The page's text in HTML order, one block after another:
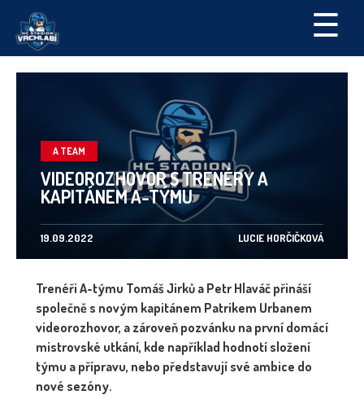
☰
A TEAM
VIDEOROZHOVOR S TRENÉRY A
KAPITÁNEM A-TÝMU
19.09.2022 LUCIE HORČIČKOVÁ
Trenéři A-týmu Tomáš Jirků a Petr Hlaváč přináší
společně s novým kapitánem Patrikem Urbanem
videorozhovor, a zároveň pozvánku na první domácí
mistrovské utkání, kde například hodnotí složení
týmu a přípravu, nebo představují své ambice do
nové sezóny.